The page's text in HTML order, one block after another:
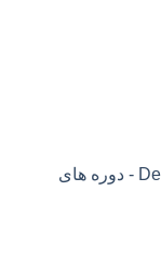
اکانت پرمیوم DesignGurus.io - دوره ‌های